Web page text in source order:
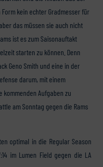
kein echter Gradmesser für
das müssen sie auch nicht
ist es zum Saisonauftakt
starten zu können. Denn
Geno Smith und eine in der
darum, mit einem
Aufgaben zu
am Sonntag gegen die Rams
optimal in die Regular Season
im Lumen Field gegen die LA